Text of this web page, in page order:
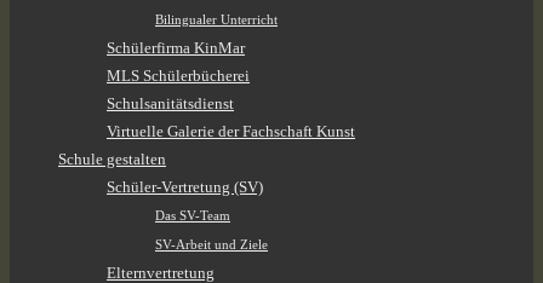
Bilingualer Unterricht
Schülerfirma KinMar
MLS Schülerbücherei
Schulsanitätsdienst
Virtuelle Galerie der Fachschaft Kunst
Schule gestalten
Schüler-Vertretung (SV)
Das SV-Team
SV-Arbeit und Ziele
Elternvertretung